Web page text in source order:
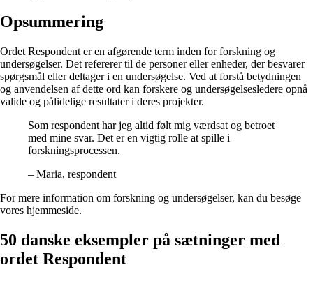
Opsummering
Ordet Respondent er en afgørende term inden for forskning og
undersøgelser. Det refererer til de personer eller enheder, der besvarer
spørgsmål eller deltager i en undersøgelse. Ved at forstå betydningen
og anvendelsen af ​​dette ord kan forskere og undersøgelsesledere opnå
valide og pålidelige resultater i deres projekter.
Som respondent har jeg altid følt mig værdsat og betroet
med mine svar. Det er en vigtig rolle at spille i
forskningsprocessen.
– Maria, respondent
For mere information om forskning og undersøgelser, kan du besøge
vores hjemmeside.
50 danske eksempler på sætninger med
ordet Respondent